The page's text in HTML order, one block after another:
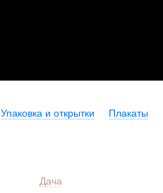
Упаковка и открытки Плакаты
Дача